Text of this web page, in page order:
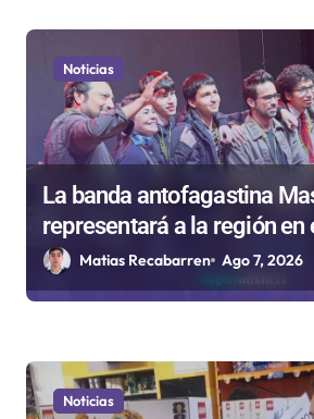
Noticias
La banda antofagastina
representará a la región en el
Rockódromo de Valparaíso
Matias Recabarren Ago 7, 2026
Noticias